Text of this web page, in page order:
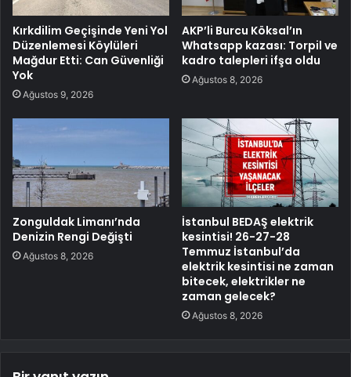
Kırkdilim Geçişinde Yeni Yol
Düzenlemesi Köylüleri
Mağdur Etti: Can Güvenliği
Yok
Ağustos 9, 2026
AKP’li Burcu Köksal’ın
Whatsapp kazası: Torpil ve
kadro talepleri ifşa oldu
Ağustos 8, 2026
Zonguldak Limanı’nda
Denizin Rengi Değişti
Ağustos 8, 2026
İstanbul BEDAŞ elektrik
kesintisi! 26-27-28
Temmuz İstanbul’da
elektrik kesintisi ne zaman
bitecek, elektrikler ne
zaman gelecek?
Ağustos 8, 2026